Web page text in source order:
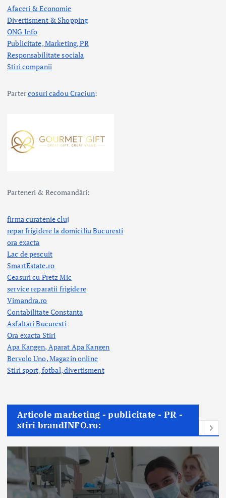
Afaceri & Economie
Divertisment & Shopping
ONG Info
Publicitate, Marketing, PR
Responsabilitate sociala
Stiri companii
Partercosuri cadou Craciun:
Parteneri & Recomandări:
firma curatenie cluj
repar frigidere la domiciliu Bucuresti
ora exacta
Lac de pescuit
SmartEstate.ro
Ceasuri cu Pretz Mic
service reparatii frigidere
Vimandra.ro
Contabilitate Constanta
Asfaltari Bucuresti
Ora exacta Stiri
Apa Kangen, Aparat Apa Kangen
Bervolo Uno, Magazin online
Stiri sport, fotbal,divertisment
Articole marketing - publicitate - PR -
stiri brandINFO.ro: